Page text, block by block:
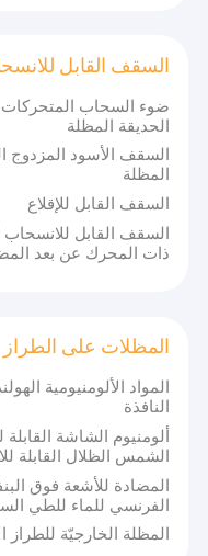
السقف القابل
ضوء السحاب المتحركات
الحديقة المظلة
السقف الأسود المزدوج
المظلة
السقف القابل للإقلاع
السقف القابل للانسحاب
ذات المحرك عن بعد
المظلات على
المواد الألومنيومية
النافذة
ألومنيوم الشاشة
الشمس الظلال القابلة
المضادة للأشعة فوق
الفرنسي للماء للطي
المظلة الخارجيّة للطراز